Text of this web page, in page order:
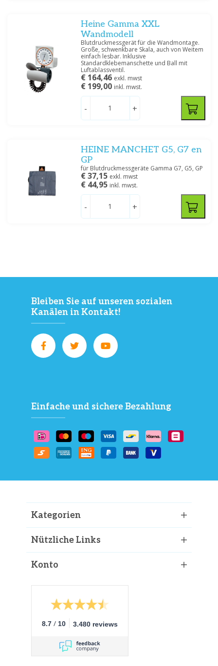
Heine Gamma XXL
Wandmodell
Blutdruckmessgerät für die Wandmontage.
Große, schwenkbare Skala, auch von Weitem
einfach lesbar. Inklusive
Standardklebemanschette und Ball mit
Luftablassventil.
€ 164,46 exkl. mwst
€ 199,00 inkl. mwst.
- +
HEINE MANCHET G5, G7 en
GP
für Blutdruckmessgeräte Gamma G7, G5, GP
€ 37,15 exkl. mwst
€ 44,95 inkl. mwst.
- +
Bleiben Sie auf unseren sozialen
Kanälen in Kontakt!
Einfache und sichere Bezahlung
Kategorien
Nützliche Links
Konto
8.7 / 10 3.480 reviews